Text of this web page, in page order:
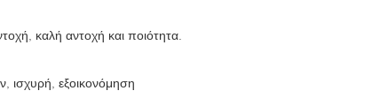
καλή αντοχή και ποιότητα.
ισχυρή, εξοικονόμηση